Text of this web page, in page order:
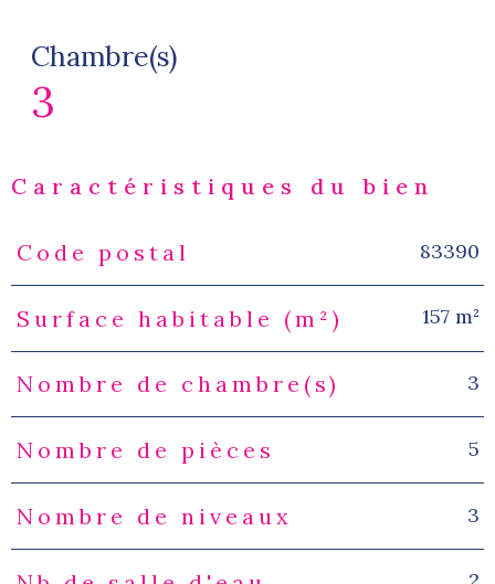
Chambre(s)
3
Caractéristiques du bien
Caractéristiques Valeurs
Code postal 83390
Surface habitable (m²) 157 m²
Nombre de chambre(s) 3
Nombre de pièces 5
Nombre de niveaux 3